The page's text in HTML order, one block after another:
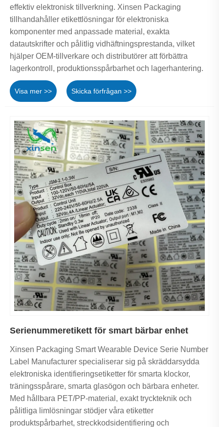
effektiv elektronisk tillverkning. Xinsen Packaging
tillhandahåller etikettlösningar för elektroniska
komponenter med anpassade material, exakta
datautskrifter och pålitlig vidhäftningsprestanda, vilket
hjälper OEM-tillverkare och distributörer att förbättra
lagerkontroll, produktionsspårbarhet och lagerhantering.
Visa mer >> Skicka förfrågan >>
Serienummeretikett för smart bärbar enhet
Xinsen Packaging Smart Wearable Device Serie Number
Label Manufacturer specialiserar sig på skräddarsydda
elektroniska identifieringsetiketter för smarta klockor,
träningsspårare, smarta glasögon och bärbara enheter.
Med hållbara PET/PP-material, exakt tryckteknik och
pålitliga limlösningar stödjer våra etiketter
produktspårbarhet, streckkodsidentifiering och